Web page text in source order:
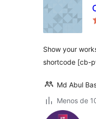
Show your
shortcode [cb-
Md Abul
Menos de